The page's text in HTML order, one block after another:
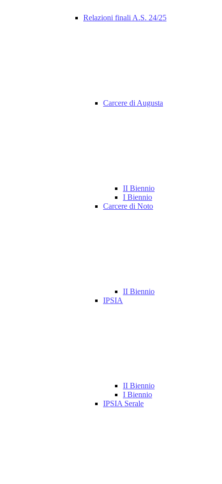
Relazioni finali A.S. 24/25
Carcere di Augusta
II Biennio
I Biennio
Carcere di Noto
II Biennio
IPSIA
II Biennio
I Biennio
IPSIA Serale